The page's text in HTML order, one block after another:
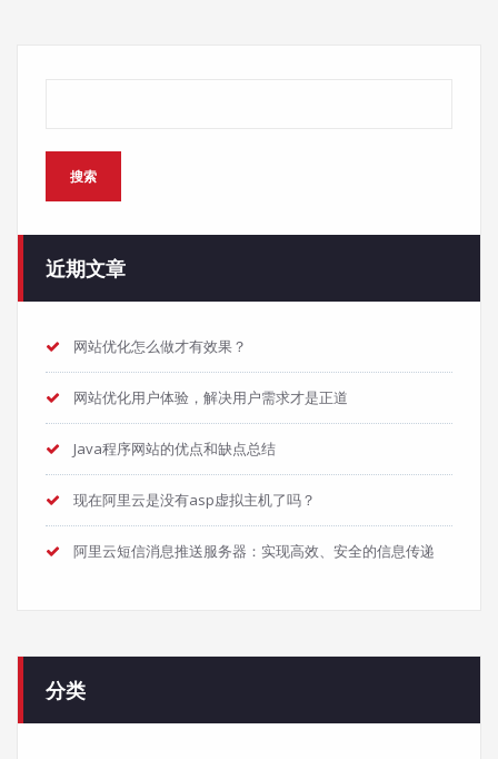
搜索
近期文章
网站优化怎么做才有效果？
网站优化用户体验，解决用户需求才是正道
Java程序网站的优点和缺点总结
现在阿里云是没有asp虚拟主机了吗？
阿里云短信消息推送服务器：实现高效、安全的信息传递
分类